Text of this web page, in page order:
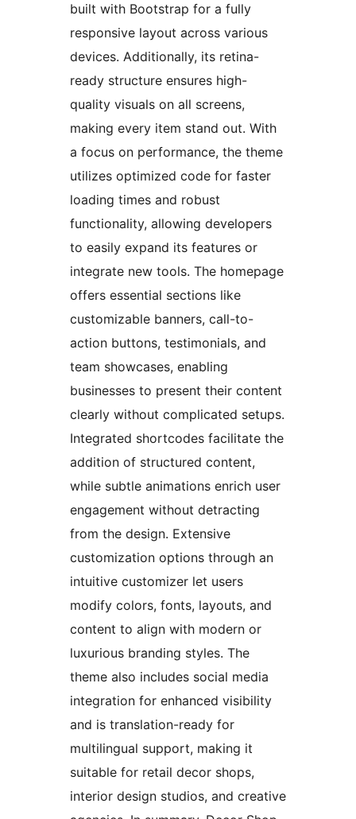
built with Bootstrap for a fully
responsive layout across various
devices. Additionally, its retina-
ready structure ensures high-
quality visuals on all screens,
making every item stand out. With
a focus on performance, the theme
utilizes optimized code for faster
loading times and robust
functionality, allowing developers
to easily expand its features or
integrate new tools. The homepage
offers essential sections like
customizable banners, call-to-
action buttons, testimonials, and
team showcases, enabling
businesses to present their content
clearly without complicated setups.
Integrated shortcodes facilitate the
addition of structured content,
while subtle animations enrich user
engagement without detracting
from the design. Extensive
customization options through an
intuitive customizer let users
modify colors, fonts, layouts, and
content to align with modern or
luxurious branding styles. The
theme also includes social media
integration for enhanced visibility
and is translation-ready for
multilingual support, making it
suitable for retail decor shops,
interior design studios, and creative